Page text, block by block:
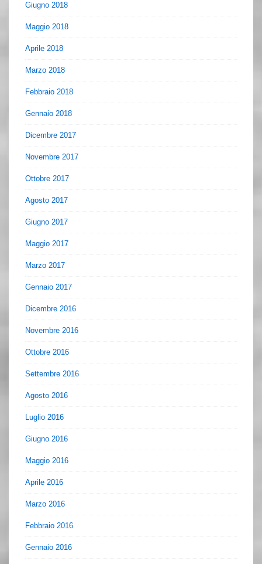
Giugno 2018
Maggio 2018
Aprile 2018
Marzo 2018
Febbraio 2018
Gennaio 2018
Dicembre 2017
Novembre 2017
Ottobre 2017
Agosto 2017
Giugno 2017
Maggio 2017
Marzo 2017
Gennaio 2017
Dicembre 2016
Novembre 2016
Ottobre 2016
Settembre 2016
Agosto 2016
Luglio 2016
Giugno 2016
Maggio 2016
Aprile 2016
Marzo 2016
Febbraio 2016
Gennaio 2016